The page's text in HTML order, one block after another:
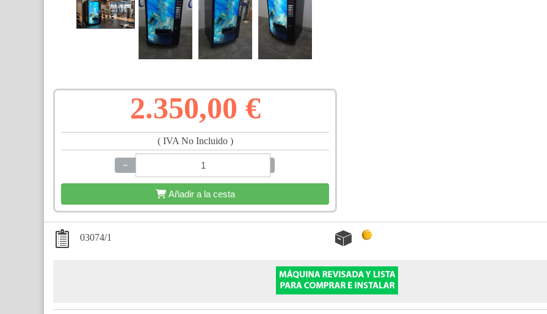
2.350,00 €
( IVA No Incluido )
−
Añadir a la cesta
03074/1